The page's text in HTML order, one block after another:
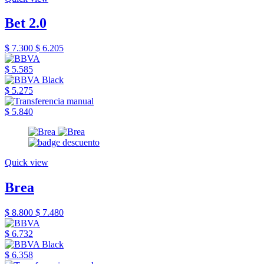
Bet 2.0
$ 7.300 $ 6.205
$ 5.585
$ 5.275
$ 5.840
Quick view
Brea
$ 8.800 $ 7.480
$ 6.732
$ 6.358